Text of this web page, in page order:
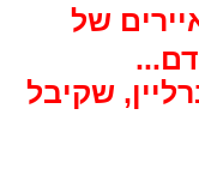
של
שקיבל